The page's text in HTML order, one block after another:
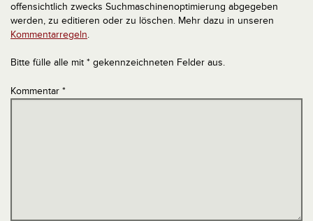
offensichtlich zwecks Suchmaschinenoptimierung abgegeben
werden, zu editieren oder zu löschen. Mehr dazu in unseren
Kommentarregeln.
Bitte fülle alle mit * gekennzeichneten Felder aus.
Kommentar *